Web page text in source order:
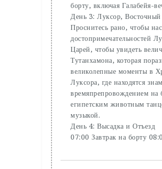
борту, включая Галабейя-
День 3: Луксор,
Проснитесь рано, чтобы
достопримечательностей
Царей, чтобы увидеть
Тутанхамона, которая
великолепные моменты в
Луксора, где находятся
времяпрепровождением на
египетским животным
музыкой.
День 4: Высадка и Отъезд
07:00 Завтрак на борту